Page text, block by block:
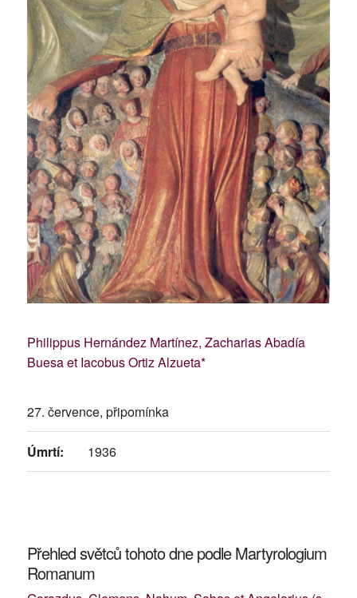
Philippus Hernández Martínez, Zacharias Abadía
Buesa et Iacobus Ortiz Alzueta*
27. července, připomínka
Úmrtí: 1936
Přehled světců tohoto dne podle Martyrologium
Romanum